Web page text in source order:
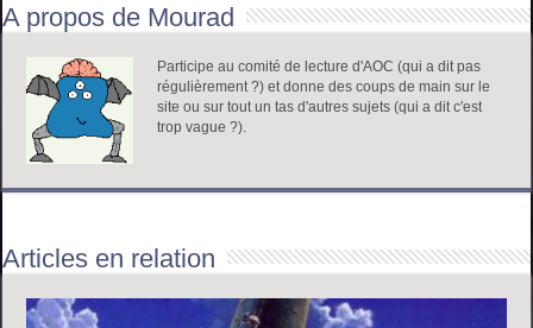
A propos de Mourad
Participe au comité de lecture d'AOC (qui a dit pas
régulièrement ?) et donne des coups de main sur le
site ou sur tout un tas d'autres sujets (qui a dit c'est
trop vague ?).
Articles en relation